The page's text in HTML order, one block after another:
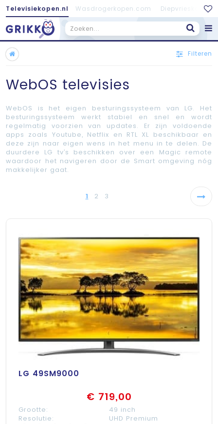
Televisiekopen.nl Wasdrogerkopen.com
Filteren
WebOS televisies
WebOS is het eigen besturingssysteem van LG. Het
besturingssysteem werkt stabiel en snel en wordt
regelmatig voorzien van updates. Er zijn voldoende
apps zoals Youtube, Netflix en RTL XL beschikbaar en
deze zijn naar eigen wens in het menu in te delen. De
duurdere LG tv’s beschikken over een Magic remote
waardoor het navigeren door de Smart omgeving nóg
makkelijker gaat.
1 2 3
LG 49SM9000
€ 719,00
Grootte:
49 inch
Resolutie:
UHD Premium